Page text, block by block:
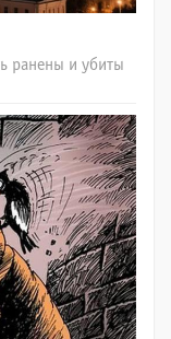
ранены и убиты